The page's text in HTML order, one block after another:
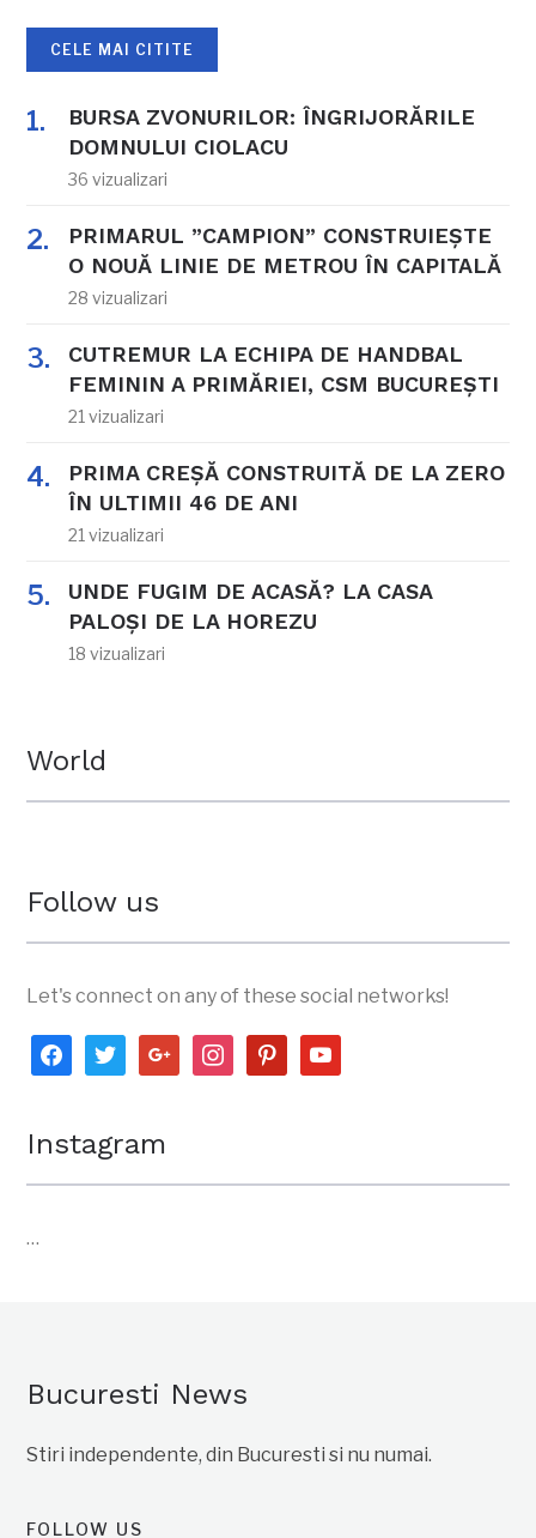
CELE MAI CITITE
BURSA ZVONURILOR: ÎNGRIJORĂRILE
DOMNULUI CIOLACU
36 vizualizari
PRIMARUL ”CAMPION” CONSTRUIEȘTE
O NOUĂ LINIE DE METROU ÎN CAPITALĂ
28 vizualizari
CUTREMUR LA ECHIPA DE HANDBAL
FEMININ A PRIMĂRIEI, CSM BUCUREȘTI
21 vizualizari
PRIMA CREȘĂ CONSTRUITĂ DE LA ZERO
ÎN ULTIMII 46 DE ANI
21 vizualizari
UNDE FUGIM DE ACASĂ? LA CASA
PALOȘI DE LA HOREZU
18 vizualizari
World
Follow us
Let's connect on any of these social networks!
facebooktwittergoogleinstagrampinterestyoutube
Instagram
…
Bucuresti News
Stiri independente, din Bucuresti si nu numai.
FOLLOW US